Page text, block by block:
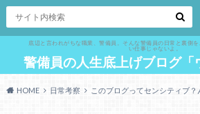
底辺と言われがちな職業、警備員。そんな警備員の日常と裏側
い仕事じゃないよ。
警備員の人生底上げブログ「
HOME 日常考察 このブログってセンシティブ？